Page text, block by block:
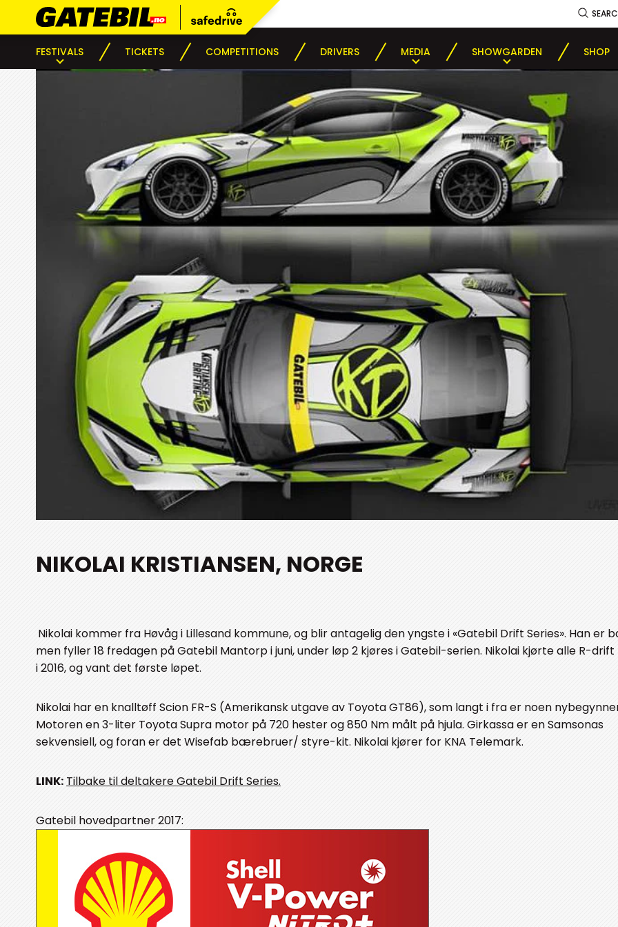
FESTIVALS TICKETS COMPETITIONS DRIVERS MEDIA SHOWGARDEN SHOP
NIKOLAI KRISTIANSEN, NORGE
Nikolai kommer fra Høvåg i Lillesand kommune, og blir antagelig den yngste i «Gatebil Drift Series». Han er
men fyller 18 fredagen på Gatebil Mantorp i juni, under løp 2 kjøres i Gatebil-serien. Nikolai kjørte alle R-drift
i 2016, og vant det første løpet.
Nikolai har en knalltøff Scion FR-S (Amerikansk utgave av Toyota GT86), som langt i fra er noen
Motoren en 3-liter Toyota Supra motor på 720 hester og 850 Nm målt på hjula. Girkassa er en Samsonas
sekvensiell, og foran er det Wisefab bærebruer/ styre-kit. Nikolai kjører for KNA Telemark.
LINK: Tilbake til deltakere Gatebil Drift Series.
Gatebil hovedpartner 2017: